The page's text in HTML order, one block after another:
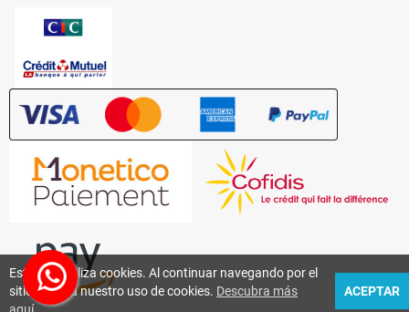
Este sitio utiliza cookies. Al continuar navegando por el
sitio, acepta nuestro uso de cookies. Descubra más
ACEPTAR